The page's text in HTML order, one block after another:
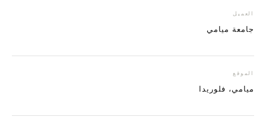
العميل
جامعة ميامي
الموقع
ميامي، فلوريدا